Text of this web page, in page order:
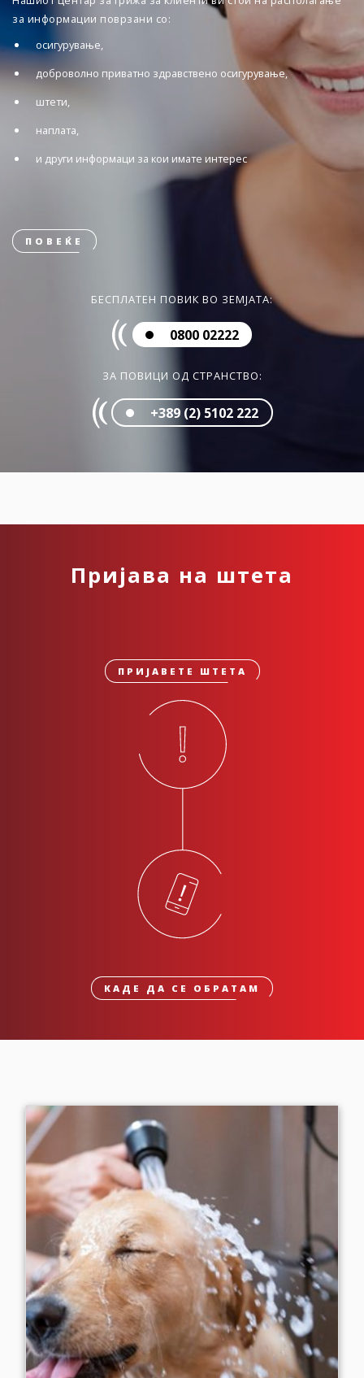
за информации поврзани со:
осигурување,
доброволно приватно здравствено осигурување,
штети,
наплата,
и други информаци за кои имате интерес
ПОВЕЌЕ
БЕСПЛАТЕН ПОВИК ВО ЗЕМЈАТА:
0800 02222
ЗА ПОВИЦИ ОД СТРАНСТВО:
+389 (2) 5102 222
Пријава на штета
ПРИЈАВЕТЕ ШТЕТА
КАДЕ ДА СЕ ОБРАТАМ